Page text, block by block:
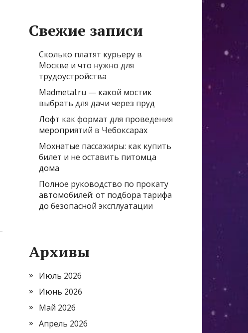
Свежие записи
Сколько платят курьеру в
Москве и что нужно для
трудоустройства
Madmetal.ru — какой мостик
выбрать для дачи через пруд
Лофт как формат для проведения
мероприятий в Чебоксарах
Мохнатые пассажиры: как купить
билет и не оставить питомца
дома
Полное руководство по прокату
автомобилей: от подбора тарифа
до безопасной эксплуатации
Архивы
Июль 2026
Июнь 2026
Май 2026
Апрель 2026